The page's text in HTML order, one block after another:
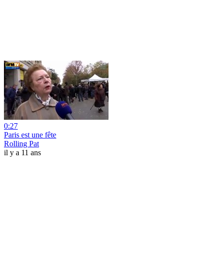
0:27
Paris est une fête
Rolling Pat
il y a 11 ans